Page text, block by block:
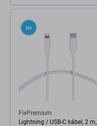
FixPremium
Lightning / USB-C kábel, 2 m,